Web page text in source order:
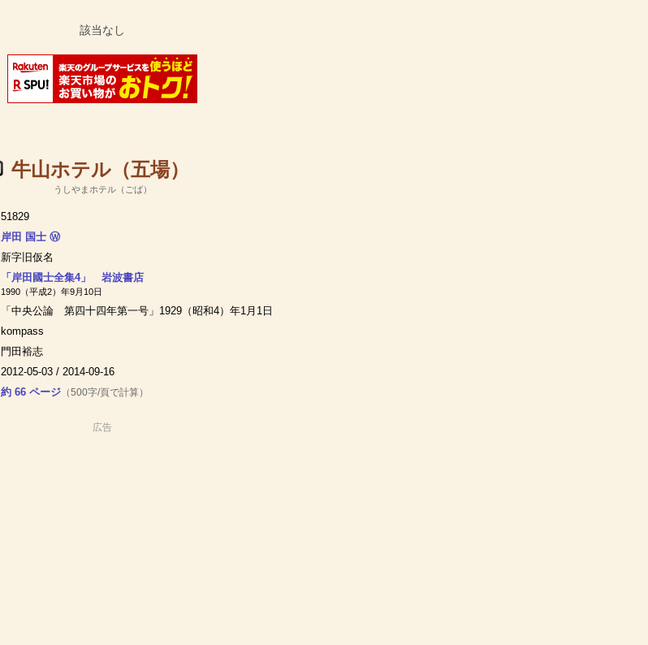
牛山ホテル（五場）
うしやまホテル（ごば）
51829
岸田 国士 Ⓦ
新字旧仮名
「岸田國士全集4」 岩波書店
1990（平成2）年9月10日
「中央公論 第四十四年第一号」1929（昭和4）年1月1日
kompass
門田裕志
2012-05-03 / 2014-09-16
約 66 ページ（500字/頁で計算）
広告